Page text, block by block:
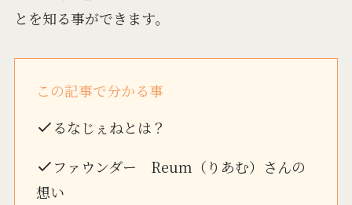
とを知る事ができます。
この記事で分かる事
るなじぇねとは？
ファウンダー Reum（りあむ）さんの
想い